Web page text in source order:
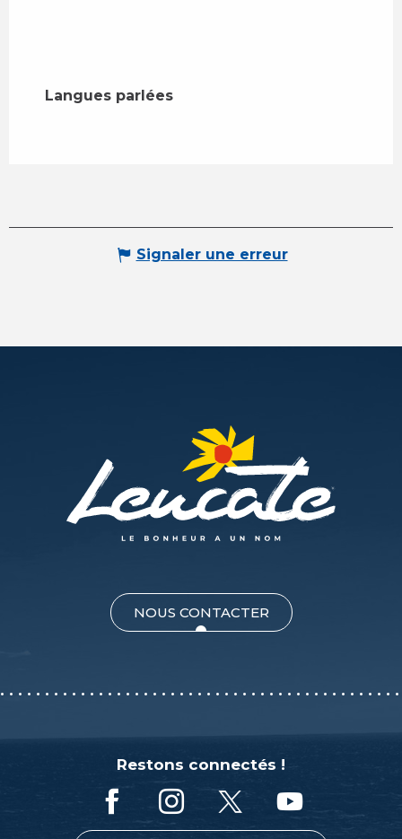
Langues parlées
Langues parlées
Signaler une erreur
NOUS CONTACTER
Restons connectés !